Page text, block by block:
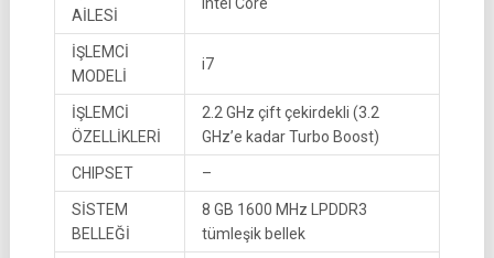
AİLESİ
İŞLEMCİ
MODELİ
i7
İŞLEMCİ
ÖZELLİKLERİ
2.2 GHz çift çekirdekli (3.2
GHz’e kadar Turbo Boost)
CHIPSET –
SİSTEM
BELLEĞİ
8 GB 1600 MHz LPDDR3
tümleşik bellek